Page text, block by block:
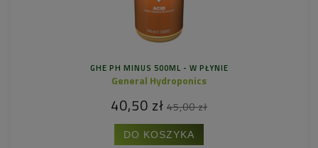
GHE PH MINUS 500ML - W PŁYNIE
General Hydroponics
40,50 zł 45,00 zł
DO KOSZYKA